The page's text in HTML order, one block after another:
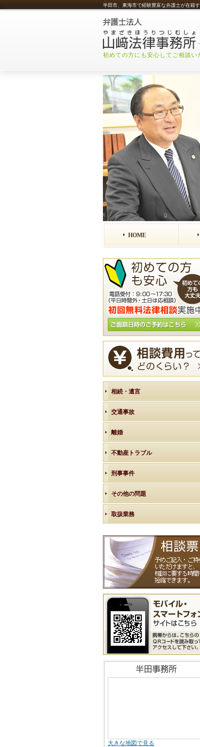
半田市、東海市で経験豊富な弁護士が在籍
初めての方にも安心してご相談
HOME
相続・遺言
交通事故
離婚
不動産トラブル
刑事事件
その他の問題
取扱業務
大きな地図で見る